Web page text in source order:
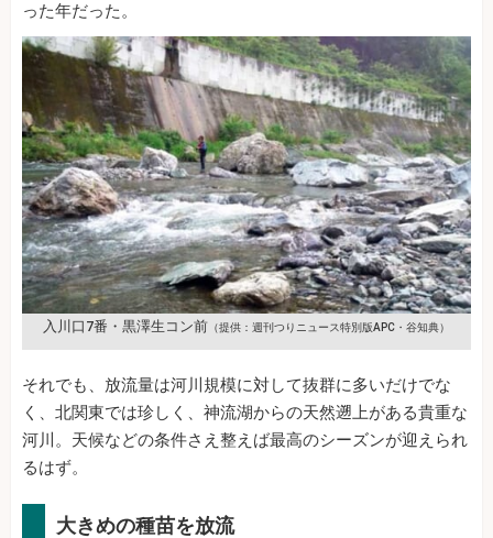
った年だった。
入川口7番・黒澤生コン前 （提供：週刊つりニュース特別版APC・谷知典）
それでも、放流量は河川規模に対して抜群に多いだけでな
く、北関東では珍しく、神流湖からの天然遡上がある貴重な
河川。天候などの条件さえ整えば最高のシーズンが迎えられ
るはず。
大きめの種苗を放流